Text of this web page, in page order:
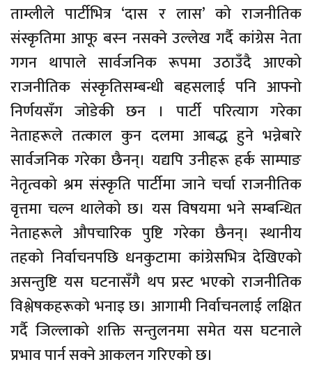
ताम्लीले पार्टीभित्र ‘दास र लास’ को राजनीतिक
संस्कृतिमा आफू बस्न नसक्ने उल्लेख गर्दै कांग्रेस नेता
गगन थापाले सार्वजनिक रूपमा उठाउँदै आएको
राजनीतिक संस्कृतिसम्बन्धी बहसलाई पनि आफ्नो
निर्णयसँग जाेडेकी छन । पार्टी परित्याग गरेका
नेताहरूले तत्काल कुन दलमा आबद्ध हुने भन्नेबारे
सार्वजनिक गरेका छैनन्। यद्यपि उनीहरू हर्क साम्पाङ
नेतृत्वको श्रम संस्कृति पार्टीमा जाने चर्चा राजनीतिक
वृत्तमा चल्न थालेको छ। यस विषयमा भने सम्बन्धित
नेताहरूले औपचारिक पुष्टि गरेका छैनन्। स्थानीय
तहको निर्वाचनपछि धनकुटामा कांग्रेसभित्र देखिएको
असन्तुष्टि यस घटनासँगै थप प्रस्ट भएको राजनीतिक
विश्लेषकहरूको भनाइ छ। आगामी निर्वाचनलाई लक्षित
गर्दै जिल्लाको शक्ति सन्तुलनमा समेत यस घटनाले
प्रभाव पार्न सक्ने आकलन गरिएको छ।